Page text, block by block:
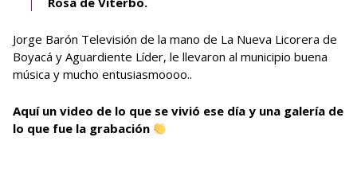
Jorge Barón Televisión de la mano de La Nueva Licorera de
Boyacá y Aguardiente Líder, le llevaron al municipio buena
música y mucho entusiasmoooo..
Aquí un video de lo que se vivió ese día y una galería de
lo que fue la grabación